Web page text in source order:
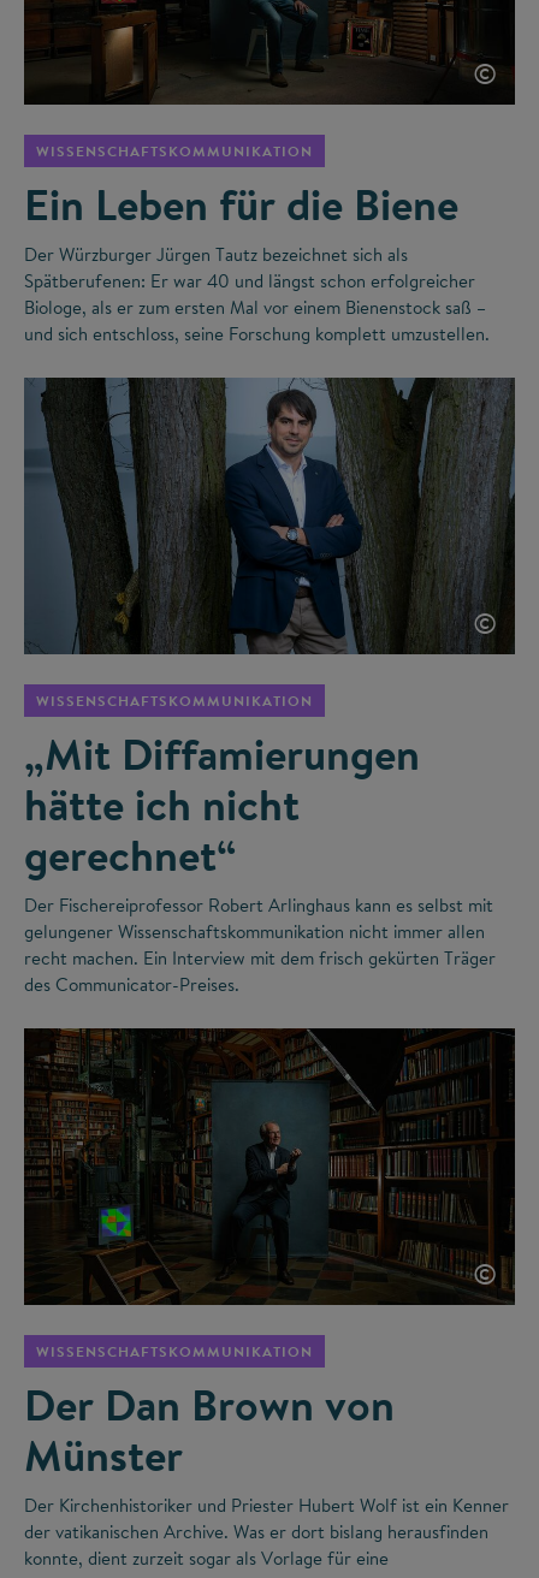
©
WISSENSCHAFTSKOMMUNIKATION
Ein Leben für die Biene
Der Würzburger Jürgen Tautz bezeichnet sich als
Spätberufenen: Er war 40 und längst schon erfolgreicher
Biologe, als er zum ersten Mal vor einem Bienenstock saß –
und sich entschloss, seine Forschung komplett umzustellen.
©
WISSENSCHAFTSKOMMUNIKATION
„Mit Diffamierungen
hätte ich nicht
gerechnet“
Der Fischereiprofessor Robert Arlinghaus kann es selbst mit
gelungener Wissenschaftskommunikation nicht immer allen
recht machen. Ein Interview mit dem frisch gekürten Träger
des Communicator-Preises.
©
WISSENSCHAFTSKOMMUNIKATION
Der Dan Brown von
Münster
Der Kirchenhistoriker und Priester Hubert Wolf ist ein Kenner
der vatikanischen Archive. Was er dort bislang herausfinden
konnte, dient zurzeit sogar als Vorlage für eine